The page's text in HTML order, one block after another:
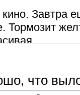
Завтра
Тормозит
что